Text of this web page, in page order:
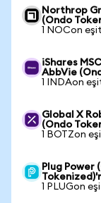
Northrop
(Ondo
1 NOCon
iShares
AbbVie
1 INDAon
Global X
(Ondo
1 BOTZon
Plug Power
1 PLUGon